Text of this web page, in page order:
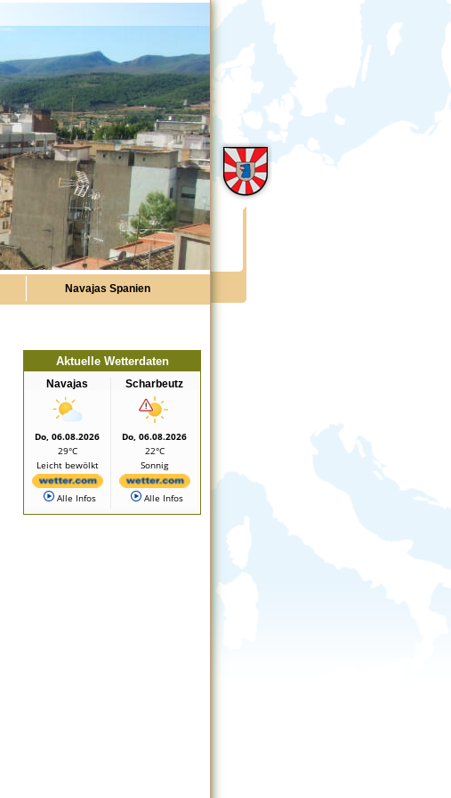
Navajas Spanien
Aktuelle Wetterdaten
Navajas
Do, 06.08.2026
29°C
Leicht bewölkt
Alle Infos
Scharbeutz
Do, 06.08.2026
22°C
Sonnig
Alle Infos